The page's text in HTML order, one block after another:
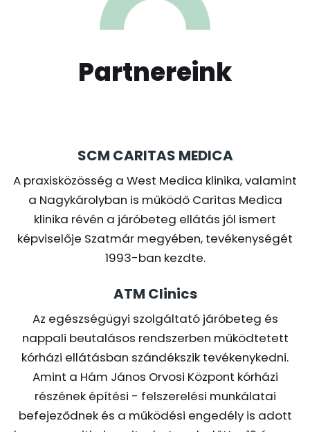
Partnereink
SCM CARITAS MEDICA
A praxisközösség a West Medica klinika, valamint
a Nagykárolyban is működő Caritas Medica
klinika révén a járóbeteg ellátás jól ismert
képviselője Szatmár megyében, tevékenységét
1993-ban kezdte.
ATM Clinics
Az egészségügyi szolgáltató járóbeteg és
nappali beutalásos rendszerben működtetett
kórházi ellátásban szándékszik tevékenykedni.
Amint a Hám János Orvosi Központ kórházi
részének építési - felszerelési munkálatai
befejeződnek és a működési engedély is adott